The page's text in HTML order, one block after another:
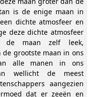
is de enige maan in
dichte atmosfeer en
deze dichte atmosfeer
maan zelf leek,
grootste maan in ons
alle manen in ons
wellicht de meest
aangezien
dat er zeeën en